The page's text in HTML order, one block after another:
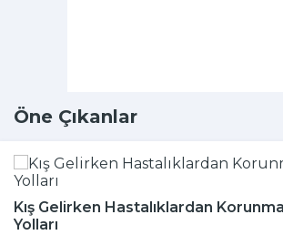
Öne Çıkanlar
Kış Gelirken Hastalıklardan
Yolları